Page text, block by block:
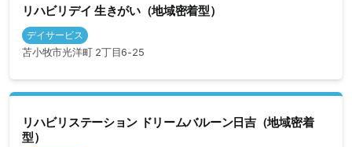
リハビリデイ 生きがい（地域密着型）
デイサービス
苫小牧市光洋町 2丁目6-25
リハビリステーション ドリームバルーン日吉（地域密着
型）